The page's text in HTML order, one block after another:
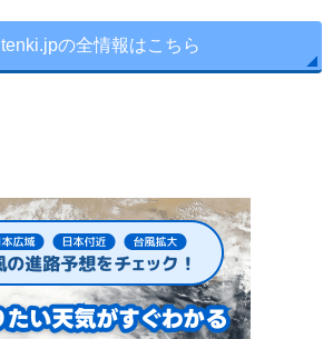
tenki.jpの全情報はこちら